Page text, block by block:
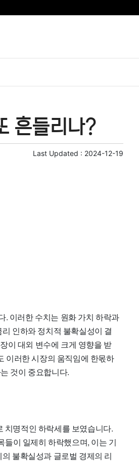
흔들리나?
Last Updated : 2024-12-19
. 이러한 수치는 원화 가치 하락과
인하와 정치적 불확실성이 결
이 대외 변수에 크게 영향을 받
이러한 시장의 움직임에 한몫하
것이 중요합니다.
치명적인 하락세를 보였습니다.
이 일제히 하락했으며, 이는 기
불확실성과 글로벌 경제의 리